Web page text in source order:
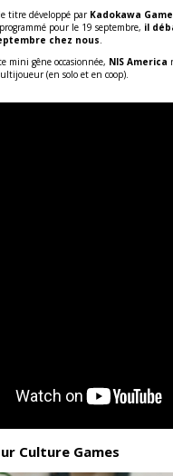
titre développé par Kadokawa
pour le 19 septembre, il
chez nous.
mini gêne occasionnée, NIS America
(en solo et en coop).
Culture Games